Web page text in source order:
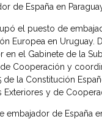
de España en
el puesto de
Europea en Uruguay.
en el Gabinete de la
Cooperación y
de la Constitución
Exteriores y de
embajador de España